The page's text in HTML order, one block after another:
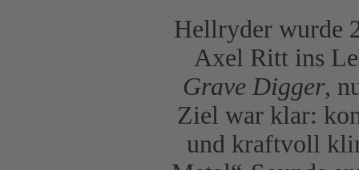
Hellryder wurde
Axel Ritt ins
Grave Digger,
Ziel war klar:
und kraftvoll